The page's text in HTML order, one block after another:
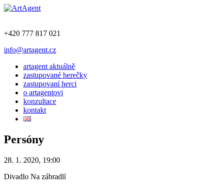
+420 777 817 021
info@artagent.cz
artagent aktuálně
zastupované herečky
zastupovaní herci
o artagentovi
konzultace
kontakt
Persóny
28. 1. 2020, 19:00
Divadlo Na zábradlí